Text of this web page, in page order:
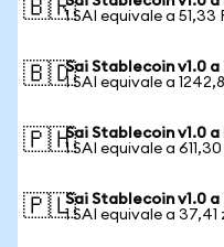
🇧🇷1 SAI equivale a 51,33
🇧🇩Sai Stablecoin v1.0
1 SAI equivale a
🇵🇭Sai Stablecoin v1.0 a
1 SAI equivale a
🇵🇱Sai Stablecoin v1.0
1 SAI equivale a 37,41